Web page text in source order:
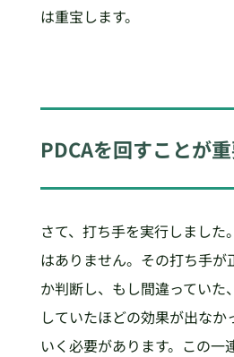
は重宝します。
PDCAを回すことが
さて、打ち手を実行しました
はありません。その打ち手が
か判断し、もし間違っていた
していたほどの効果が出なか
いく必要があります。この一